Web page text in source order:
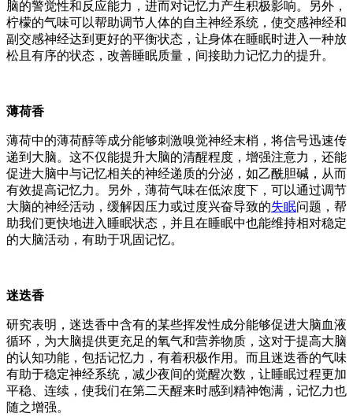
脑的警觉性和反应能力，进而对记忆力产生积极影响。另外，
柠檬的气味可以帮助调节人体的自主神经系统，使交感神经和
副交感神经达到更好的平衡状态，让身体在睡眠时进入一种放
松且有序的状态，改善睡眠质量，间接助力记忆力的提升。
薄荷香
薄荷中的薄荷醇等成分能够刺激嗅觉神经末梢，将信号迅速传
递到大脑。这不仅能提升大脑的清醒程度，增强注意力，还能
促进大脑中与记忆相关的神经递质的分泌，如乙酰胆碱，从而
有效提高记忆力。另外，薄荷气味在低浓度下，可以通过调节
大脑的神经活动，缓解因压力或过度兴奋导致的失眠问题，帮
助我们更快地进入睡眠状态，并且在睡眠中也能维持相对稳定
的大脑活动，有助于巩固记忆。
迷迭香
研究表明，迷迭香中含有的某些挥发性成分能够促进大脑血液
循环，为大脑提供更充足的氧气和营养物质，这对于提高大脑
的认知功能，包括记忆力，有着积极作用。而且迷迭香的气味
有助于稳定神经系统，减少夜间的觉醒次数，让睡眠过程更加
平稳、连续，使我们在第二天醒来时感到精神饱满，记忆力也
随之增强。